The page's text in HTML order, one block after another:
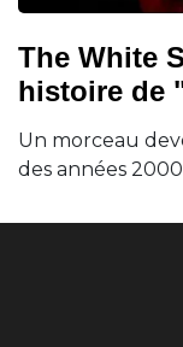
The White
histoire de
Un morceau
des années 2000